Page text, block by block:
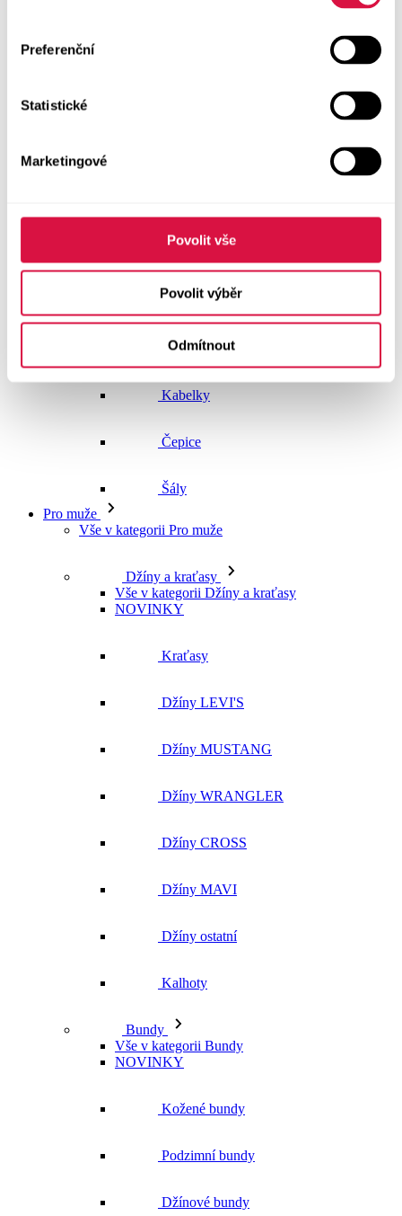
Preferenční
Statistické
Marketingové
Povolit vše
Povolit výběr
Odmítnout
Boty GEOX
Pásky
Peněženky
Kabelky
Čepice
Šály
Pro muže
Vše v kategorii Pro muže
Džíny a kraťasy
Vše v kategorii Džíny a kraťasy
NOVINKY
Kraťasy
Džíny LEVI'S
Džíny MUSTANG
Džíny WRANGLER
Džíny CROSS
Džíny MAVI
Džíny ostatní
Kalhoty
Bundy
Vše v kategorii Bundy
NOVINKY
Kožené bundy
Podzimní bundy
Džínové bundy